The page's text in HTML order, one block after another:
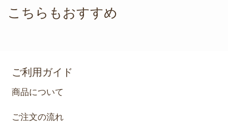
こちらもおすすめ
ご利用ガイド
商品について
ご注文の流れ